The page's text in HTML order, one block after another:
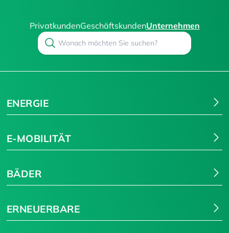
PrivatkundenGeschäftskundenUnternehmen
Search
ENERGIE
E-MOBILITÄT
BÄDER
ERNEUERBARE